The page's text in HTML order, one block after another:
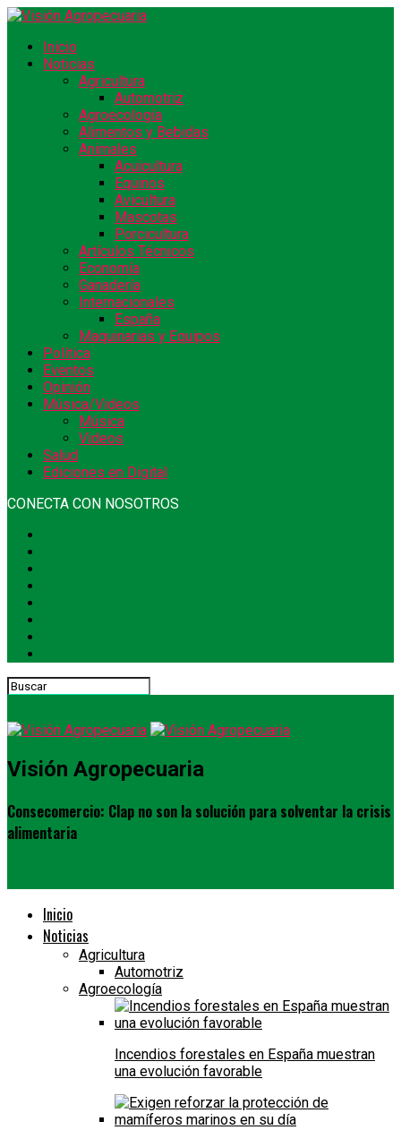
Inicio
Noticias
Agricultura
Automotriz
Agroecología
Alimentos y Bebidas
Animales
Acuicultura
Equinos
Avicultura
Mascotas
Porcicultura
Artículos Técnicos
Economía
Ganadería
Internacionales
España
Maquinarias y Equipos
Política
Eventos
Opinión
Música/Videos
Música
Videos
Salud
Ediciones en Digital
CONECTA CON NOSOTROS
Visión Agropecuaria
Consecomercio: Clap no son la solución para solventar la crisis
alimentaria
Inicio
Noticias
Agricultura
Automotriz
Agroecología
Incendios forestales en España muestran
una evolución favorable